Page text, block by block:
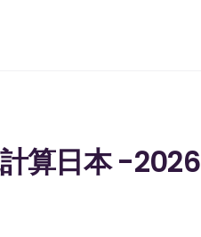
算日本 -2026